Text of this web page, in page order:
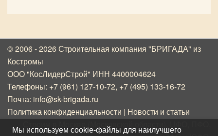
© 2006 - 2026 Строительная компания "БРИГАДА" из
Костромы
ООО "КосЛидерСтрой" ИНН 4400004624
Телефоны: +7 (961) 127-10-72, +7 (495) 133-16-72
Почта: info@sk-brigada.ru
Политика конфиденциальности | Новости и статьи
Строим в Москве (Московской области), ЦФО, ПФО,
Мы используем cookie-файлы для наилучшего